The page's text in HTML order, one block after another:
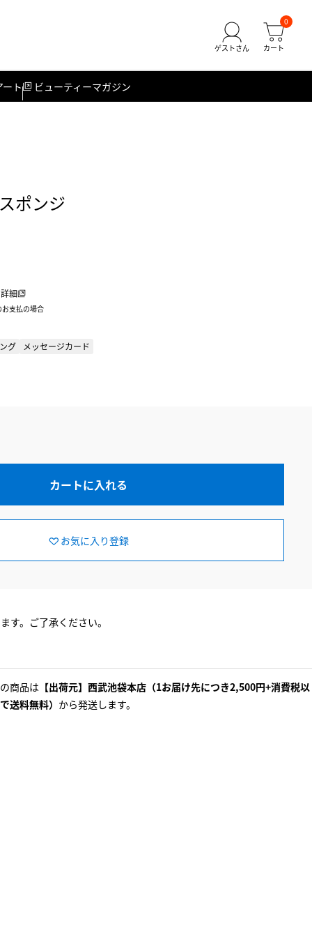
0
ート ビューティーマガジン
ポンジ
詳細
支払の場合
グ メッセージカード
カートに入れる
お気に入り登録
す。ご了承ください。
商品は 【出荷元】西武池袋本店（1お届け先につき2,500円+消費税以
送料無料） から発送します。